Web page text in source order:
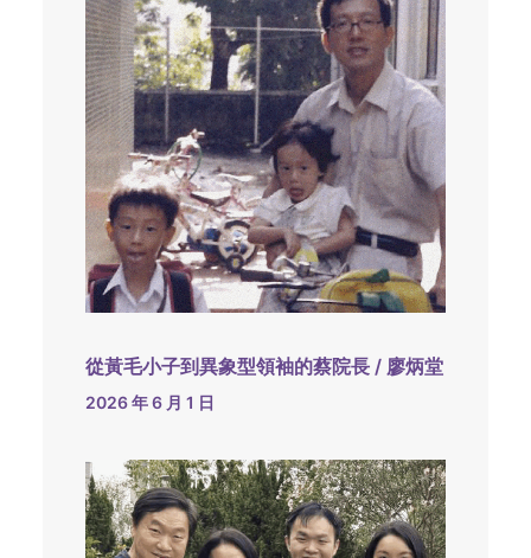
從黃毛小子到異象型領袖的蔡院長 / 廖炳堂
2026 年 6 月 1 日